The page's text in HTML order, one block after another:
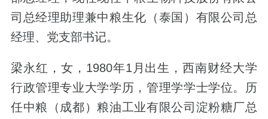
司总经理助理兼中粮生化（泰国）有限公司总
经理、党支部书记。
梁永红，女，1980年1月出生，西南财经大学
行政管理专业大学学历，管理学学士学位。历
任中粮（成都）粮油工业有限公司淀粉糖厂总